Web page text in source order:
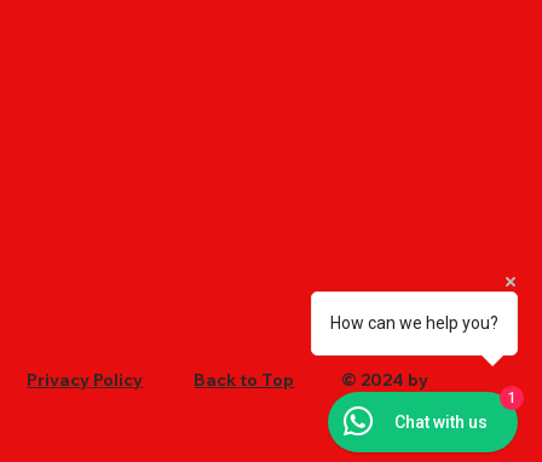
Privacy Policy Back to Top
© 2024 by
Ultrachem
How can we help you?
Chat with us
1